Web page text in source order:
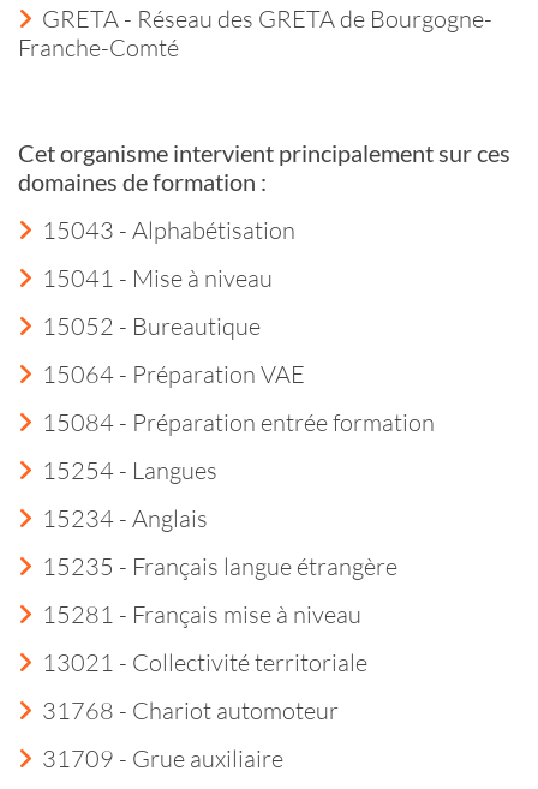
GRETA - Réseau des GRETA de Bourgogne-
Franche-Comté
Cet organisme intervient principalement sur ces
domaines de formation :
15043 - Alphabétisation
15041 - Mise à niveau
15052 - Bureautique
15064 - Préparation VAE
15084 - Préparation entrée formation
15254 - Langues
15234 - Anglais
15235 - Français langue étrangère
15281 - Français mise à niveau
13021 - Collectivité territoriale
31768 - Chariot automoteur
31709 - Grue auxiliaire